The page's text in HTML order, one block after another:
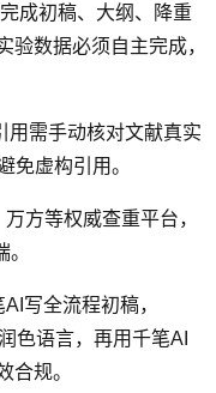
成初稿、大纲、降重
验数据必须自主完成，
用需手动核对文献真实
免虚构引用。
方等权威查重平台，
写全流程初稿，
色语言，再用千笔AI
合规。